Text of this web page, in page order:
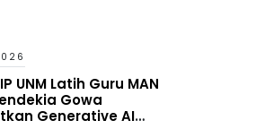
UNM Latih Guru MAN
Gowa
Generative AI